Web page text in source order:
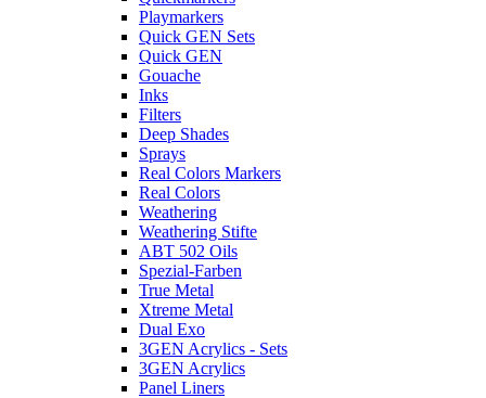
Playmarkers
Quick GEN Sets
Quick GEN
Gouache
Inks
Filters
Deep Shades
Sprays
Real Colors Markers
Real Colors
Weathering
Weathering Stifte
ABT 502 Oils
Spezial-Farben
True Metal
Xtreme Metal
Dual Exo
3GEN Acrylics - Sets
3GEN Acrylics
Panel Liners